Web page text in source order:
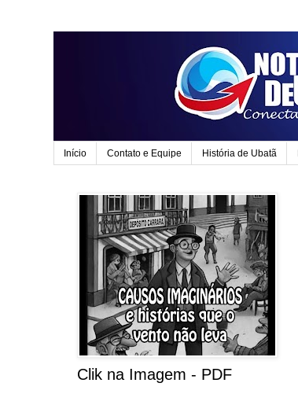
Início Contato e Equipe História de Ubatã
Clik na Imagem - PDF